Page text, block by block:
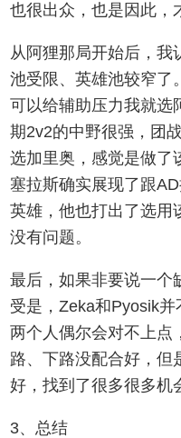
也很出众，也是因此，
从阿狸那局开始后，我
池受限、英雄池较窄了
可以给辅助压力我就选
期2v2的中野很强，团
选加里奥，感觉是做了
塞拉斯确实展现了跟
英雄，他也打出了选用
没有问题。
最后，如果非要说一个
受是，Zeka和Pyosik并
两个人偶尔会对不上点
路、下路没配合好，但
好，找到了很多很多机
3、总结